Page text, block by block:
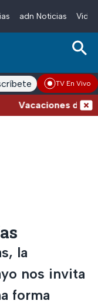
adn Noticias
adn Noticias RadioTV En Vivo
Vacaciones de
la
nos invita
forma